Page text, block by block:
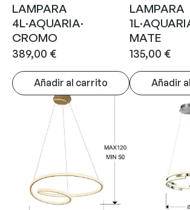
LAMPARA
4L·AQUARIA·
CROMO
389,00 €
Añadir al carrito
LAMPARA
MATE
135,00 €
Añadir